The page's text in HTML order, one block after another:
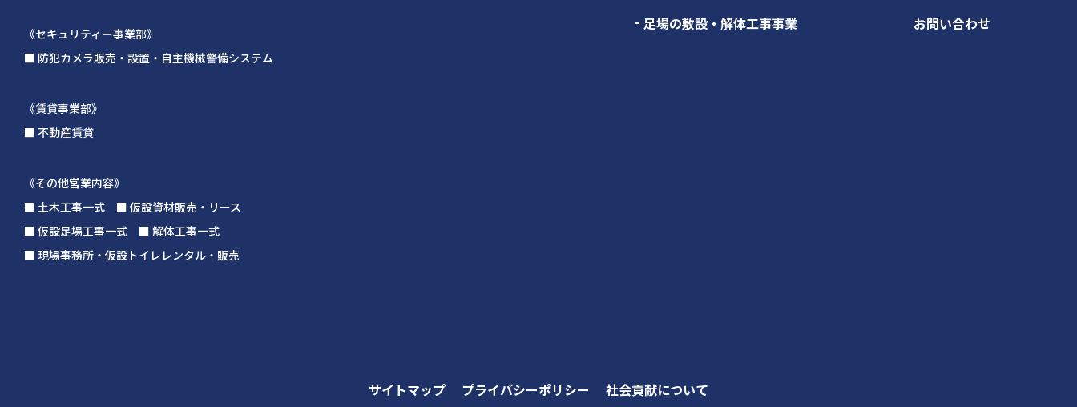
《セキュリティー事業部》
■ 防犯カメラ販売・設置・自主機械警備システム
《賃貸事業部》
■ 不動産賃貸
《その他営業内容》
■ 土木工事一式 ■ 仮設資材販売・リース
■ 仮設足場工事一式 ■ 解体工事一式
■ 現場事務所・仮設トイレレンタル・販売
足場の敷設・解体工事事業
お問い合わせ
サイトマップ プライバシーポリシー 社会貢献について